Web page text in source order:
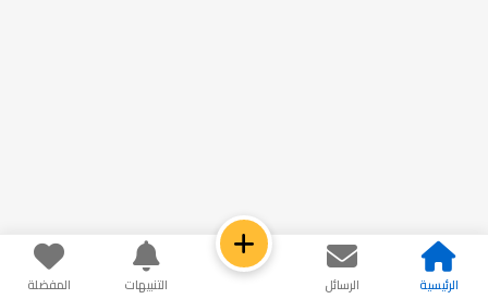
الرئيسية الرسائل التنبيهات المفضلة